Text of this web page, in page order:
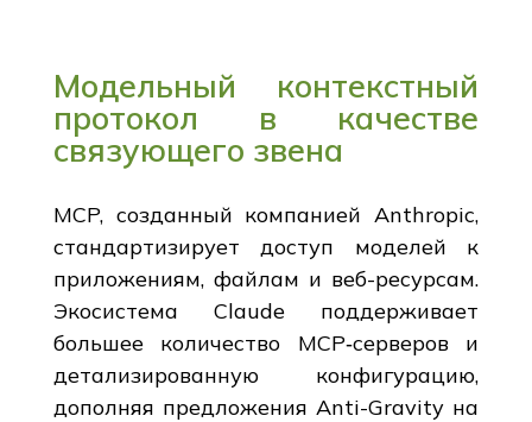
Модельный контекстный
протокол в качестве
связующего звена
MCP, созданный компанией Anthropic,
стандартизирует доступ моделей к
приложениям, файлам и веб-ресурсам.
Экосистема Claude поддерживает
большее количество MCP‑серверов и
детализированную конфигурацию,
дополняя предложения Anti-Gravity на